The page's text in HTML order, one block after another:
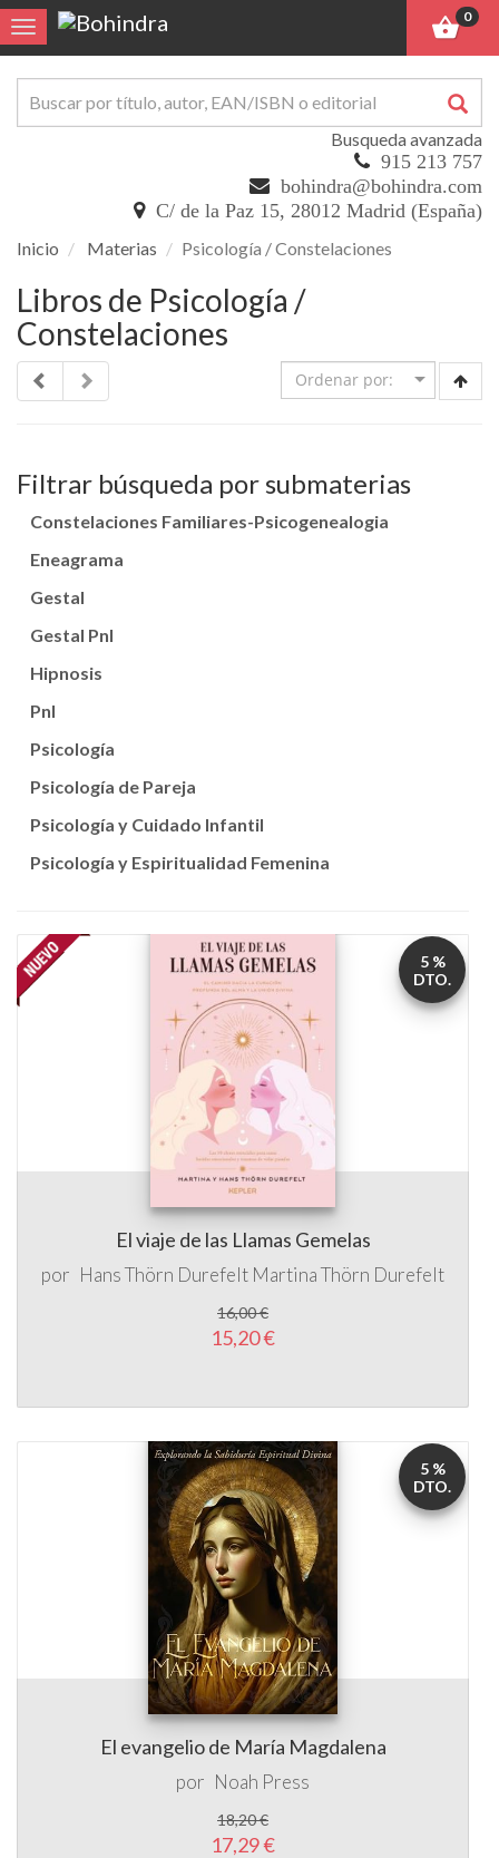
Toggle navigation
0
Busqueda avanzada
915 213 757
bohindra@bohindra.com
C/ de la Paz 15, 28012 Madrid (España)
Inicio Materias Psicología / Constelaciones
Libros de Psicología /
Constelaciones
Filtrar búsqueda por submaterias
Constelaciones Familiares-Psicogenealogia
Eneagrama
Gestal
Gestal Pnl
Hipnosis
Pnl
Psicología
Psicología de Pareja
Psicología y Cuidado Infantil
Psicología y Espiritualidad Femenina
El viaje de las Llamas Gemelas
por Hans Thörn Durefelt Martina Thörn Durefelt
16,00 €
15,20 €
5 %
DTO.
El evangelio de María Magdalena
por Noah Press
18,20 €
17,29 €
5 %
DTO.